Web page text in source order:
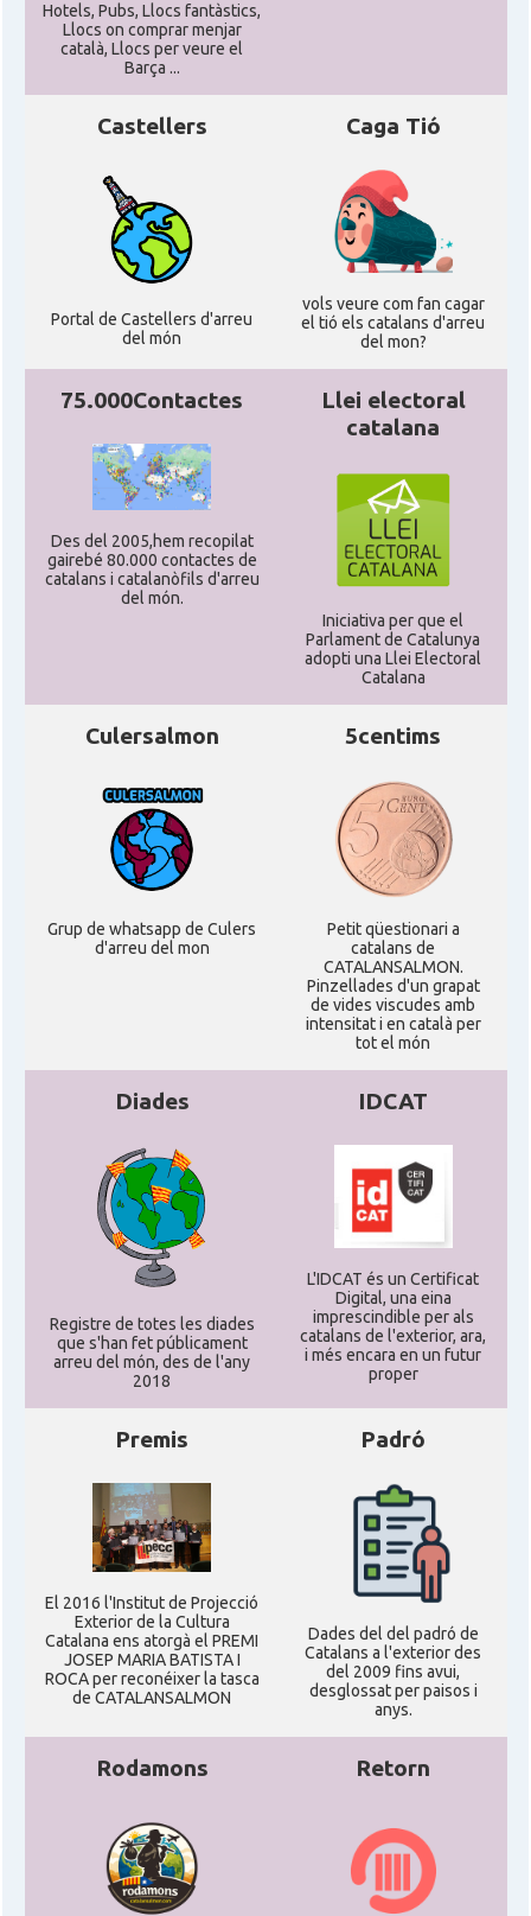
Casal
Casal dels Països Catalans a
Casal Catalan Institute of America
Casal Fundació Paulí Bellet
Casal
North American Catalan Society
(NACS)
Acció ACCIÓ a Austin
Acció a New York
Acció ACCIÓ a Silicon Valley
Acció Acció a Washington DC
ACCIÓ Miami
Delegació
Delegació
Delegació del Govern als Estats
Units i Canadà (Washington)
Consolat Consolat general a Boston
Consolat Consolat general a Chicago
Consolat general a Houston
Consolat Consolat general a Miami
Consolat Consolat general a New York City
Consolat Consolat general a San Francisco
Consolat Consolat general a Washington
Ambaixada
* + ambaixades i consolats
Hotels, Pubs, Llocs fantàstics,
Llocs on comprar menjar
català, Llocs per veure el
Barça ...
Castellers
Portal de Castellers d'arreu
del món
Caga Tió
vols veure com fan cagar
el tió els catalans d'arreu
del mon?
75.000Contactes
Des del 2005,hem recopilat
gairebé 80.000 contactes de
catalans i catalanòfils d'arreu
del món.
Llei electoral
catalana
Iniciativa per que el
Parlament de Catalunya
adopti una Llei Electoral
Catalana
Culersalmon
Grup de whatsapp de Culers
d'arreu del mon
5centims
Petit qüestionari a
catalans de
CATALANSALMON.
Pinzellades d'un grapat
de vides viscudes amb
intensitat i en català per
tot el món
Diades
Registre de totes les diades
que s'han fet públicament
arreu del món, des de l'any
2018
IDCAT
L'IDCAT és un Certificat
Digital, una eina
imprescindible per als
catalans de l'exterior, ara,
i més encara en un futur
proper
Premis
El 2016 l'Institut de Projecció
Exterior de la Cultura
Catalana ens atorgà el PREMI
JOSEP MARIA BATISTA I
ROCA per reconéixer la tasca
de CATALANSALMON
Padró
Dades del del padró de
Catalans a l'exterior des
del 2009 fins avui,
desglossat per paisos i
anys.
Rodamons Retorn